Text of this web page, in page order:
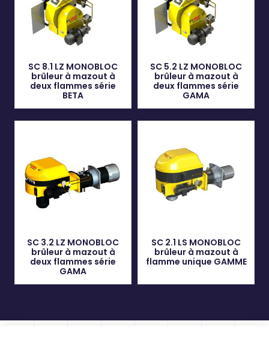
SC 8.1 LZ MONOBLOC
brûleur à mazout à
deux flammes série
BETA
SC 5.2 LZ MONOBLOC
brûleur à mazout à
deux flammes série
GAMA
SC 3.2 LZ MONOBLOC
brûleur à mazout à
deux flammes série
GAMA
SC 2.1 LS MONOBLOC
brûleur à mazout à
flamme unique GAMME